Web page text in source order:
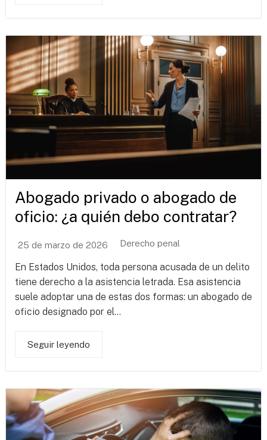
Abogado privado o abogado de
oficio: ¿a quién debo contratar?
25 de marzo de 2026 Derecho penal
En Estados Unidos, toda persona acusada de un delito
tiene derecho a la asistencia letrada. Esa asistencia
suele adoptar una de estas dos formas: un abogado de
oficio designado por el...
Seguir leyendo